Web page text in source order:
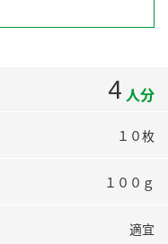
こと
4 人分
１０枚
１００ｇ
適宜